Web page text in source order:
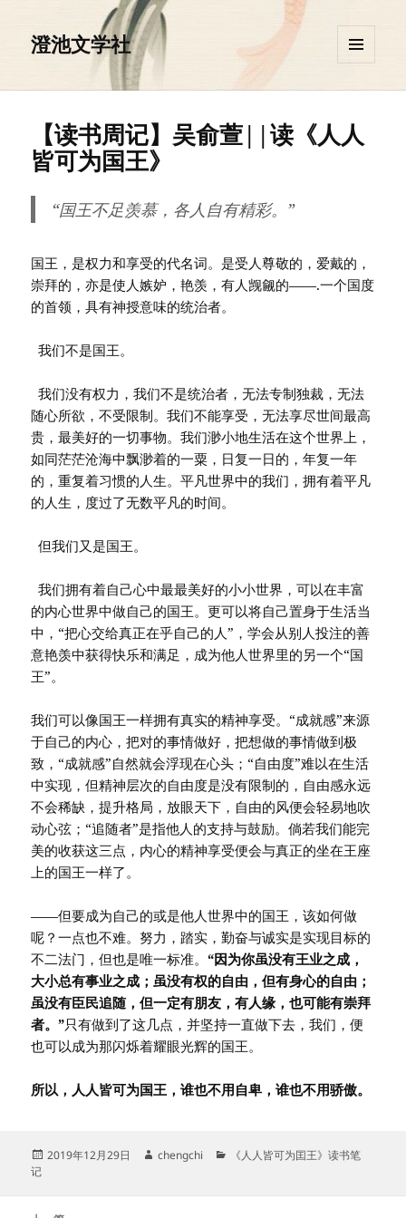
澄池文学社
挂件
【读书周记】吴俞萱||读《人人
皆可为国王》
“国王不足羡慕，各人自有精彩。”
国王，是权力和享受的代名词。是受人尊敬的，爱戴的，
崇拜的，亦是使人嫉妒，艳羡，有人觊觎的——.一个国度
的首领，具有神授意味的统治者。
我们不是国王。
我们没有权力，我们不是统治者，无法专制独裁，无法
随心所欲，不受限制。我们不能享受，无法享尽世间最高
贵，最美好的一切事物。我们渺小地生活在这个世界上，
如同茫茫沧海中飘渺着的一粟，日复一日的，年复一年
的，重复着习惯的人生。平凡世界中的我们，拥有着平凡
的人生，度过了无数平凡的时间。
但我们又是国王。
我们拥有着自己心中最最美好的小小世界，可以在丰富
的内心世界中做自己的国王。更可以将自己置身于生活当
中，“把心交给真正在乎自己的人”，学会从别人投注的善
意艳羡中获得快乐和满足，成为他人世界里的另一个“国
王”。
我们可以像国王一样拥有真实的精神享受。“成就感”来源
于自己的内心，把对的事情做好，把想做的事情做到极
致，“成就感”自然就会浮现在心头；“自由度”难以在生活
中实现，但精神层次的自由度是没有限制的，自由感永远
不会稀缺，提升格局，放眼天下，自由的风便会轻易地吹
动心弦；“追随者”是指他人的支持与鼓励。倘若我们能完
美的收获这三点，内心的精神享受便会与真正的坐在王座
上的国王一样了。
——但要成为自己的或是他人世界中的国王，该如何做
呢？一点也不难。努力，踏实，勤奋与诚实是实现目标的
不二法门，但也是唯一标准。“因为你虽没有王业之成，
大小总有事业之成；虽没有权的自由，但有身心的自由；
虽没有臣民追随，但一定有朋友，有人缘，也可能有崇拜
者。”只有做到了这几点，并坚持一直做下去，我们，便
也可以成为那闪烁着耀眼光辉的国王。
所以，人人皆可为国王，谁也不用自卑，谁也不用骄傲。
发
2019年12月29日
作
chengchi
分《人人皆可为囯王》读书笔
记